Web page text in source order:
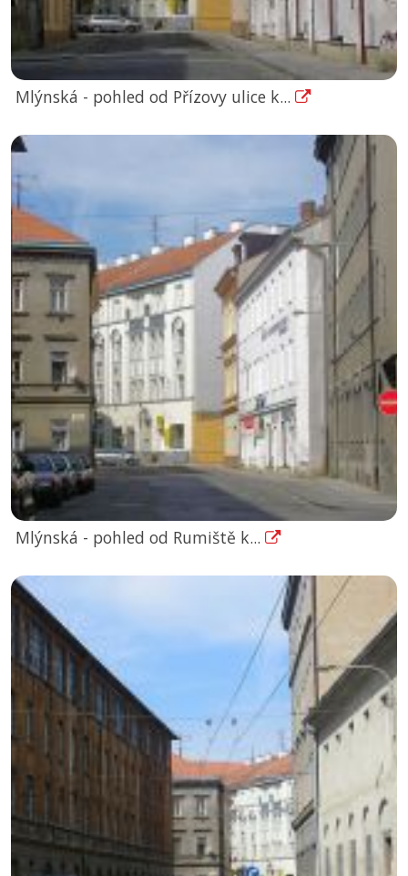
Mlýnská - pohled od Přízovy ulice k...
Mlýnská - pohled od Rumiště k...